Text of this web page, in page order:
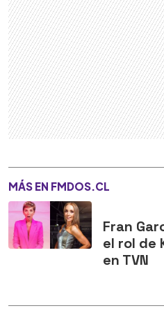
MÁS EN FMDOS.CL
Fran
el rol de
en TVN